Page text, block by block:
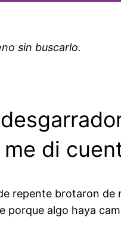
sin buscarlo.
di
repente brotaron
porque algo haya